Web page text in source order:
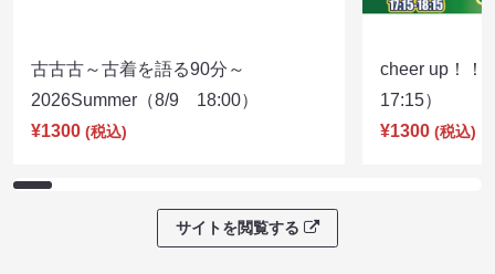
古古古～古着を語る90分～
2026Summer（8/9 18:00）
¥1300 (税込)
cheer up！
17:15）
¥1300 (税込)
サイトを閲覧する